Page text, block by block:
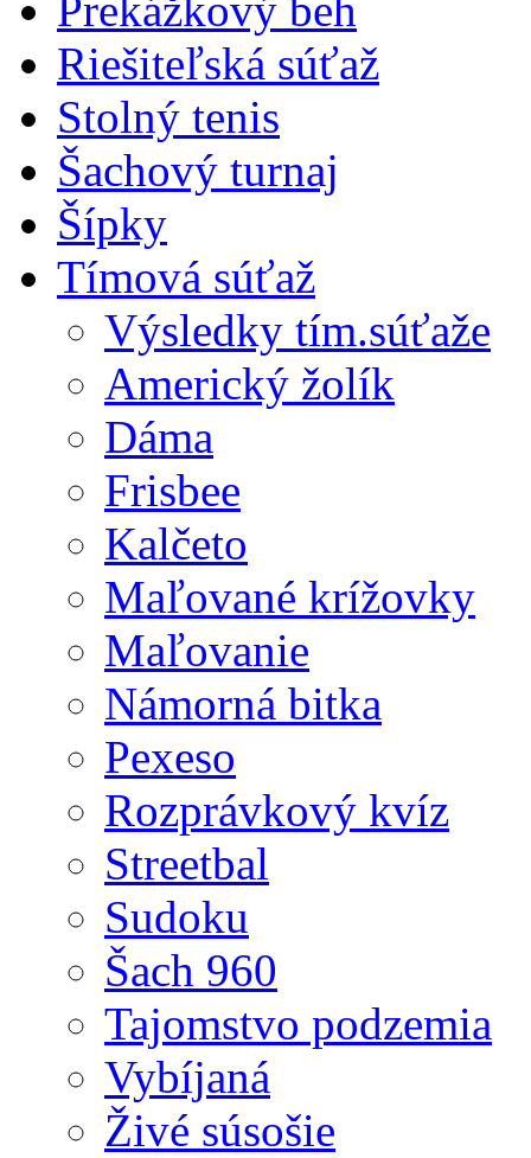
Riešiteľská súťaž
Stolný tenis
Šachový turnaj
Šípky
Tímová súťaž
Výsledky tím.súťaže
Americký žolík
Dáma
Frisbee
Kalčeto
Maľované krížovky
Maľovanie
Námorná bitka
Pexeso
Rozprávkový kvíz
Streetbal
Sudoku
Šach 960
Tajomstvo podzemia
Vybíjaná
Živé súsošie